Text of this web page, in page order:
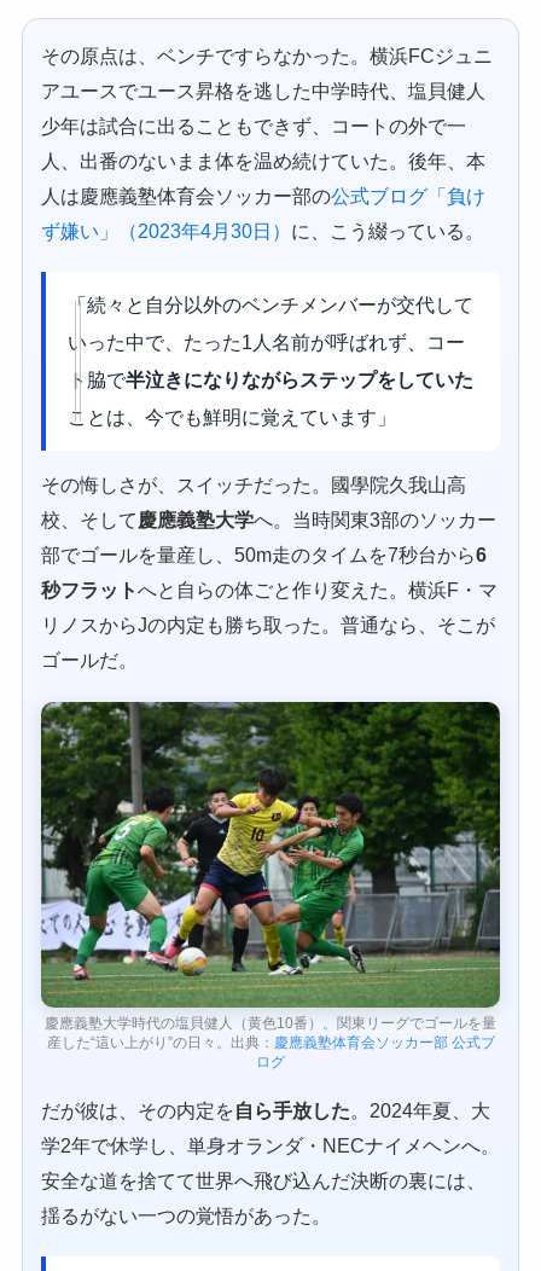
その原点は、ベンチですらなかった。横浜FCジュニ
アユースでユース昇格を逃した中学時代、塩貝健人
少年は試合に出ることもできず、コートの外で一
人、出番のないまま体を温め続けていた。後年、本
人は慶應義塾体育会ソッカー部の公式ブログ「負け
ず嫌い」（2023年4月30日） に、こう綴っている。
「続々と自分以外のベンチメンバーが交代して
いった中で、たった1人名前が呼ばれず、コー
ト脇で半泣きになりながらステップをしていた
ことは、今でも鮮明に覚えています」
その悔しさが、スイッチだった。國學院久我山高
校、そして慶應義塾大学へ。当時関東3部のソッカー
部でゴールを量産し、50m走のタイムを7秒台から6
秒フラットへと自らの体ごと作り変えた。横浜F・マ
リノスからJの内定も勝ち取った。普通なら、そこが
ゴールだ。
慶應義塾大学時代の塩貝健人（黄色10番）。関東リーグでゴールを量
産した“這い上がり”の日々。出典： 慶應義塾体育会ソッカー部 公式ブ
ログ
だが彼は、その内定を自ら手放した。2024年夏、大
学2年で休学し、単身オランダ・NECナイメヘンへ。
安全な道を捨てて世界へ飛び込んだ決断の裏には、
揺るがない一つの覚悟があった。